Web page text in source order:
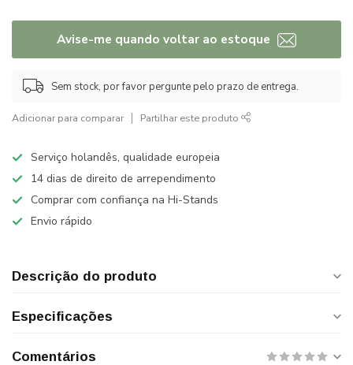
Avise-me quando voltar ao estoque
Sem stock, por favor pergunte pelo prazo de entrega.
Adicionar para comparar Partilhar este produto
Serviço holandês, qualidade europeia
14 dias de direito de arrependimento
Comprar com confiança na Hi-Stands
Envio rápido
Descrição do produto
Especificações
Comentários